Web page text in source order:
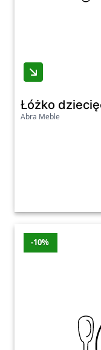
Łóżko
Abra Meble
-10%